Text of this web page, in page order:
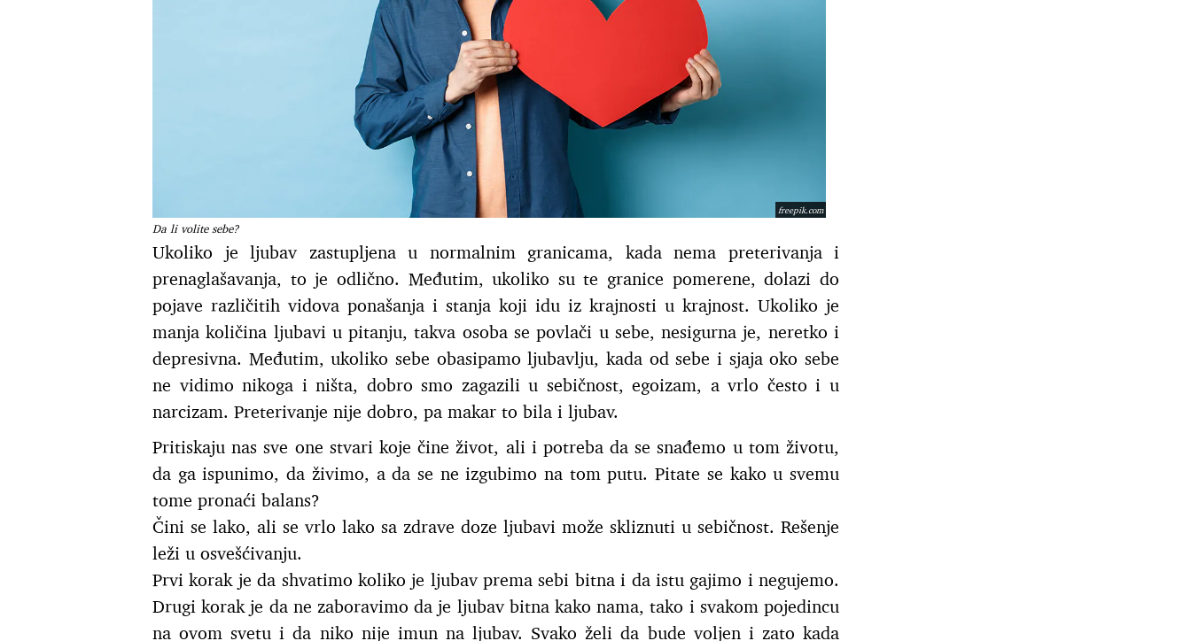
Da li volite sebe?
freepik.com
Ukoliko je ljubav zastupljena u normalnim granicama, kada nema preterivanja i
prenaglašavanja, to je odlično. Međutim, ukoliko su te granice pomerene, dolazi do
pojave različitih vidova ponašanja i stanja koji idu iz krajnosti u krajnost. Ukoliko je
manja količina ljubavi u pitanju, takva osoba se povlači u sebe, nesigurna je, neretko i
depresivna. Međutim, ukoliko sebe obasipamo ljubavlju, kada od sebe i sjaja oko sebe
ne vidimo nikoga i ništa, dobro smo zagazili u sebičnost, egoizam, a vrlo često i u
narcizam. Preterivanje nije dobro, pa makar to bila i ljubav.
Pritiskaju nas sve one stvari koje čine život, ali i potreba da se snađemo u tom životu,
da ga ispunimo, da živimo, a da se ne izgubimo na tom putu. Pitate se kako u svemu
tome pronaći balans?
Čini se lako, ali se vrlo lako sa zdrave doze ljubavi može skliznuti u sebičnost. Rešenje
leži u osvešćivanju.
Prvi korak je da shvatimo koliko je ljubav prema sebi bitna i da istu gajimo i negujemo.
Drugi korak je da ne zaboravimo da je ljubav bitna kako nama, tako i svakom pojedincu
na ovom svetu i da niko nije imun na ljubav. Svako želi da bude voljen i zato kada